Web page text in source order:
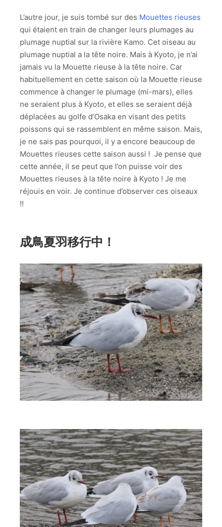
L’autre jour, je suis tombé sur des Mouettes rieuses
qui étaient en train de changer leurs plumages au
plumage nuptial sur la rivière Kamo. Cet oiseau au
plumage nuptial a la tête noire. Mais à Kyoto, je n’ai
jamais vu la Mouette rieuse à la tête noire. Car
habituellement en cette saison où la Mouette rieuse
commence à changer le plumage (mi-mars), elles
ne seraient plus à Kyoto, et elles se seraient déjà
déplacées au golfe d’Osaka en visant des petits
poissons qui se rassemblent en même saison. Mais,
je ne sais pas pourquoi, il y a encore beaucoup de
Mouettes rieuses cette saison aussi ! Je pense que
cette année, il se peut que l’on puisse voir des
Mouettes rieuses à la tête noire à Kyoto ! Je me
réjouis en voir. Je continue d’observer ces oiseaux
!!
成鳥夏羽移行中！